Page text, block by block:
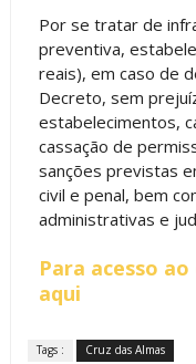
Por se tratar de
preventiva,
reais), em caso de
Decreto, sem
estabelecimentos,
cassação de
sanções previstas
civil e penal, bem
administrativas e
Para acesso
aqui
Tags : Cruz das Almas